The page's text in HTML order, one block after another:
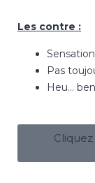
Les contre :
Pas
Heu…